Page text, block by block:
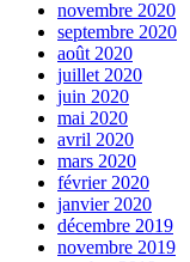
novembre 2020
septembre 2020
août 2020
juillet 2020
juin 2020
mai 2020
avril 2020
mars 2020
février 2020
janvier 2020
décembre 2019
novembre 2019